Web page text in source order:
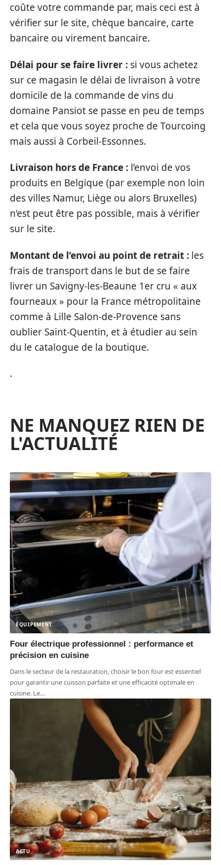
coûte votre commande par, mais ceci est à
vérifier sur le site, chèque bancaire, carte
bancaire ou virement bancaire.
Délai pour se faire livrer : si vous achetez
sur ce magasin le délai de livraison à votre
domicile de la commande de vins du
domaine Pansiot se passe en peu de temps
et cela que vous soyez proche de Tourcoing
mais aussi à Corbeil-Essonnes.
Livraison hors de France : l’envoi de vos
produits en Belgique (par exemple non loin
des villes Namur, Liège ou alors Bruxelles)
n’est peut être pas possible, mais à vérifier
sur le site.
Montant de l’envoi au point de retrait : les
frais de transport dans le but de se faire
livrer un Savigny-les-Beaune 1er cru « aux
fourneaux » pour la France métropolitaine
comme à Lille Salon-de-Provence sans
oublier Saint-Quentin, et à étudier au sein
du le catalogue de la boutique.
.
NE MANQUEZ RIEN DE
L'ACTUALITÉ
ÉQUIPEMENT
Four électrique professionnel : performance et
précision en cuisine
Dans le secteur de la restauration, choisir le bon four est essentiel
pour garantir une cuisson parfaite et une efficacité optimale en
cuisine. Le…
ACTU